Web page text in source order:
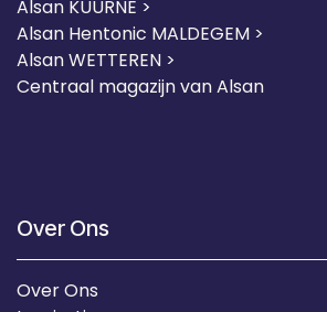
Alsan KUURNE >
Alsan Hentonic MALDEGEM >
Alsan WETTEREN >
Centraal magazijn van Alsan
Over Ons
Over Ons